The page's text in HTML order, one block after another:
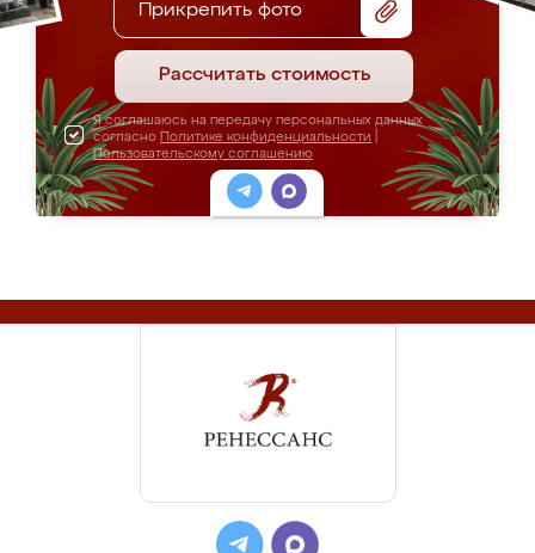
Прикрепить фото
Рассчитать стоимость
Я соглашаюсь на передачу персональных данных
согласно Политике конфиденциальности
Пользовательскому соглашению